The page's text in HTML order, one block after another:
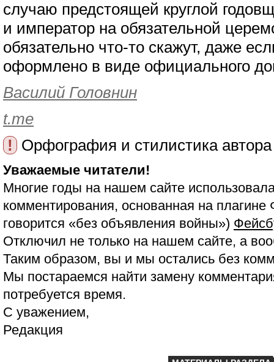
случаю предстоящей круглой
и император на обязательной
обязательно что-то скажут, даже
оформлено в виде официального
Василий Головнин
t.me
!
Орфография и стилистика
Уважаемые читатели!
Многие годы на нашем сайте
комментирования, основанная на
говорится «без объявления войны»)
Отключил не только на нашем сайте, а
Таким образом, вы и мы остались без
Мы постараемся найти замену
потребуется время.
С уважением,
Редакция